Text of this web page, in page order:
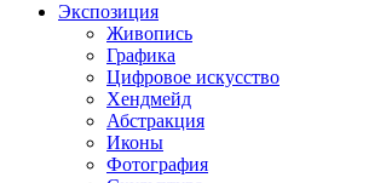
Экспозиция
Живопись
Графика
Цифровое искусство
Хендмейд
Абстракция
Иконы
Фотография